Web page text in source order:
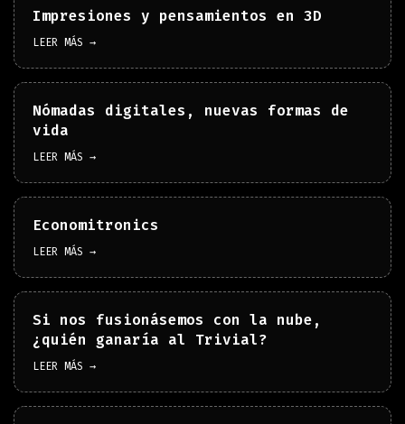
Impresiones y pensamientos en 3D
LEER MÁS →
Nómadas digitales, nuevas formas de
vida
LEER MÁS →
Economitronics
LEER MÁS →
Si nos fusionásemos con la nube,
¿quién ganaría al Trivial?
LEER MÁS →